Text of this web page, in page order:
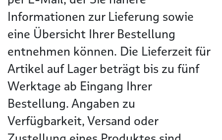
Informationen zur Lieferung sowie
eine Übersicht Ihrer Bestellung
entnehmen können. Die Lieferzeit für
Artikel auf Lager beträgt bis zu fünf
Werktage ab Eingang Ihrer
Bestellung. Angaben zu
Verfügbarkeit, Versand oder